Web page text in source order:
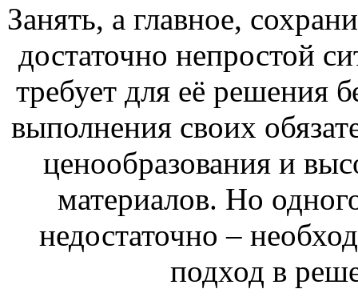
Занять, а главное,
достаточно непростой
требует для её решения
выполнения своих
ценообразования и
материалов. Но
недостаточно –
подход в